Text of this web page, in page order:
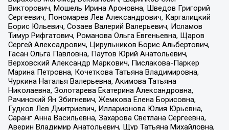
Викторович, Мошель Ирина Ароновна, Шведов Григорий
Сергеевич, Пономарев Лев Александрович, Каргалицкий
Борис Юльевич, Созаев Валерий Валерьевич, Исламов
Тимур Рифгатович, Романова Ольга Евгеньевна, Щаров
Сергей Алексадрович, Цирульников Борис Альбертович,
Гасан Ольга Павловна, Паутов Юрий Анатольевич,
Верховский Александр Маркович, Пислакова-Паркер
Марина Петровна, Кочеткова Татьяна Владимировна,
Чуркина Наталья Валерьевна, Акимова Татьяна
Николаевна, Золотарева Екатерина Александровна,
Рачинский Ян Збигневич, Жемкова Елена Борисовна,
Гудков Лев Дмитриевич, Илларионова Юлия Юрьевна,
Саранг Анна Васильевна, Захарова Светлана Сергеевна,
Аверин Владимир Анатольевич, Щур Татьяна Михайловна,